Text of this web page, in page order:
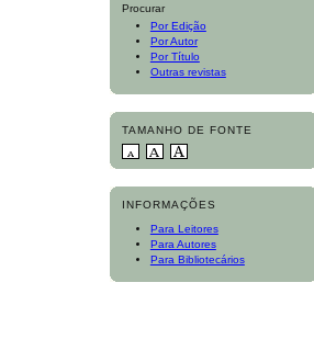
Procurar
Por Edição
Por Autor
Por Título
Outras revistas
TAMANHO DE FONTE
INFORMAÇÕES
Para Leitores
Para Autores
Para Bibliotecários